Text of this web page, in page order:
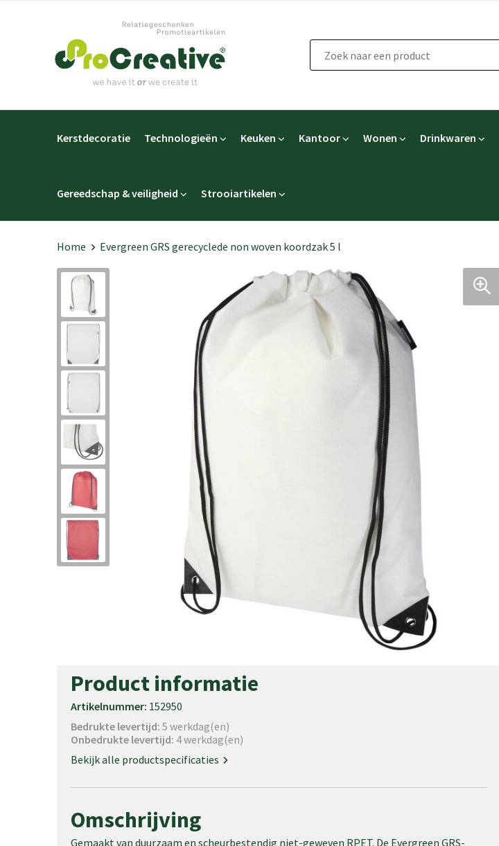
Kerstdecoratie Technologieën Keuken Kantoor Wonen Drinkwaren
Gereedschap & veiligheid Strooiartikelen
Home Evergreen GRS gerecyclede non woven koordzak 5 l
Product informatie
Artikelnummer: 152950
Bedrukte levertijd: 5 werkdag(en)
Onbedrukte levertijd: 4 werkdag(en)
Bekijk alle productspecificaties
Omschrijving
Gemaakt van duurzaam en scheurbestendig niet-geweven RPET. De Evergreen GRS-